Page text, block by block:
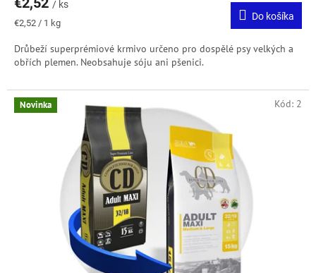
/ ks
Jednotková
€2,52 / 1 kg
Do košíka
Drůbeží superprémiové krmivo určeno pro dospělé psy velkých a
obřích plemen. Neobsahuje sóju ani pšenici.
Novinka Kód: 2